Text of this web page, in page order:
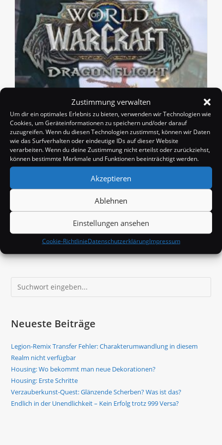
Zustimmung verwalten
Um dir ein optimales Erlebnis zu bieten, verwenden wir Technologien wie
Cookies, um Geräteinformationen zu speichern und/oder darauf
zuzugreifen. Wenn du diesen Technologien zustimmst, können wir Daten
wie das Surfverhalten oder eindeutige IDs auf dieser Website
verarbeiten. Wenn du deine Zustimmung nicht erteilst oder zurückziehst,
können bestimmte Merkmale und Funktionen beeinträchtigt werden.
Akzeptieren
Ablehnen
Einstellungen ansehen
Cookie-RichtlinieDatenschutzerklärungImpressum
Explosive ist Geschichte! Volcanic
kommt zurück!
Beitrags-
Autor:
Badango
Beitrag
veröffentlicht:
13. April 2023
Beitrags-
Kategorie:
News
Beitrags-
Kommentare:
0 Kommentare
Der unter vielen WoW Spielern verhasste Mythic+
nun verkündete wird es den Affix ab Season 2 von
WeiterlesenExplosive
Ist
Geschichte!
Zurück!
Suchen
Neueste Beiträge
Legion-Remix Transfer Fehler: Charakterumwandlung in diesem
Realm nicht verfügbar
Housing: Wo bekommt man neue Dekorationen?
Housing: Erste Schritte
Verzauberkunst-Quest: Glänzende Scherben? Was ist das?
Endlich in der Unendlichkeit – Kein Erfolg trotz 999 Versa?